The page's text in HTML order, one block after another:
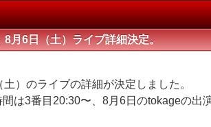
月6日（土）ライブ詳細決定。
）のライブの詳細が決定しました。
は3番目20:30〜、8月6日のtokageの出